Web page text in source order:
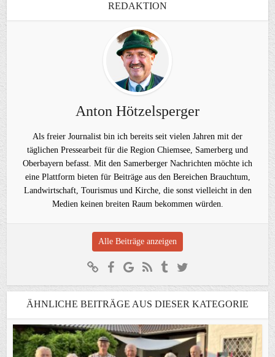
REDAKTION
Anton Hötzelsperger
Als freier Journalist bin ich bereits seit vielen Jahren mit der
täglichen Pressearbeit für die Region Chiemsee, Samerberg und
Oberbayern befasst. Mit den Samerberger Nachrichten möchte ich
eine Plattform bieten für Beiträge aus den Bereichen Brauchtum,
Landwirtschaft, Tourismus und Kirche, die sonst vielleicht in den
Medien keinen breiten Raum bekommen würden.
Alle Beiträge anzeigen
ÄHNLICHE BEITRÄGE AUS DIESER KATEGORIE